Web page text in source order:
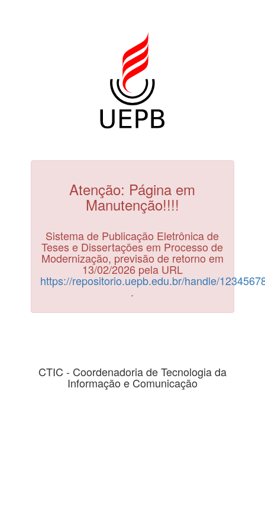
Atenção: Página em
Manutenção!!!!
Sistema de Publicação Eletrônica de
Teses e Dissertações em Processo de
Modernização, previsão de retorno em
13/02/2026 pela URL
https://repositorio.uepb.edu.br/handle/
.
CTIC - Coordenadoria de Tecnologia da
Informação e Comunicação